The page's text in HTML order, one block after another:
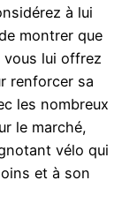
à lui
montrer que
vous lui offrez
renforcer sa
les nombreux
le marché,
vélo qui
et à son